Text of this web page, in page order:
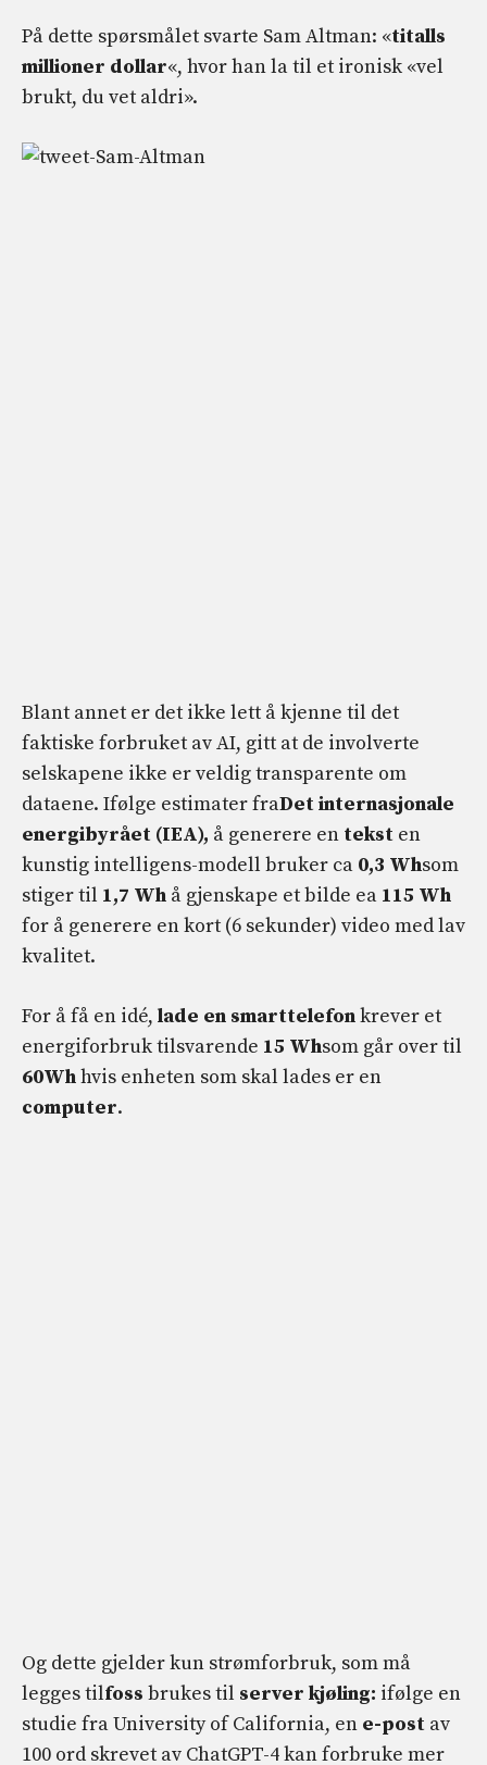
På dette spørsmålet svarte Sam Altman: «titalls
millioner dollar«, hvor han la til et ironisk «vel
brukt, du vet aldri».
Blant annet er det ikke lett å kjenne til det
faktiske forbruket av AI, gitt at de involverte
selskapene ikke er veldig transparente om
dataene. Ifølge estimater fraDet internasjonale
energibyrået (IEA), å generere en tekst en
kunstig intelligens-modell bruker ca 0,3 Whsom
stiger til 1,7 Wh å gjenskape et bilde ea 115 Wh
for å generere en kort (6 sekunder) video med lav
kvalitet.
For å få en idé, lade en smarttelefonkrever et
energiforbruk tilsvarende 15 Whsom går over til
60Whhvis enheten som skal lades er en
computer.
Og dette gjelder kun strømforbruk, som må
legges tilfoss brukes til server kjøling: ifølge en
studie fra University of California, en e-post av
100 ord skrevet av ChatGPT-4 kan forbruke mer